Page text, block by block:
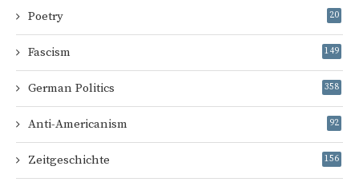
Poetry 20
Fascism 149
German Politics 358
Anti-Americanism 92
Zeitgeschichte 156